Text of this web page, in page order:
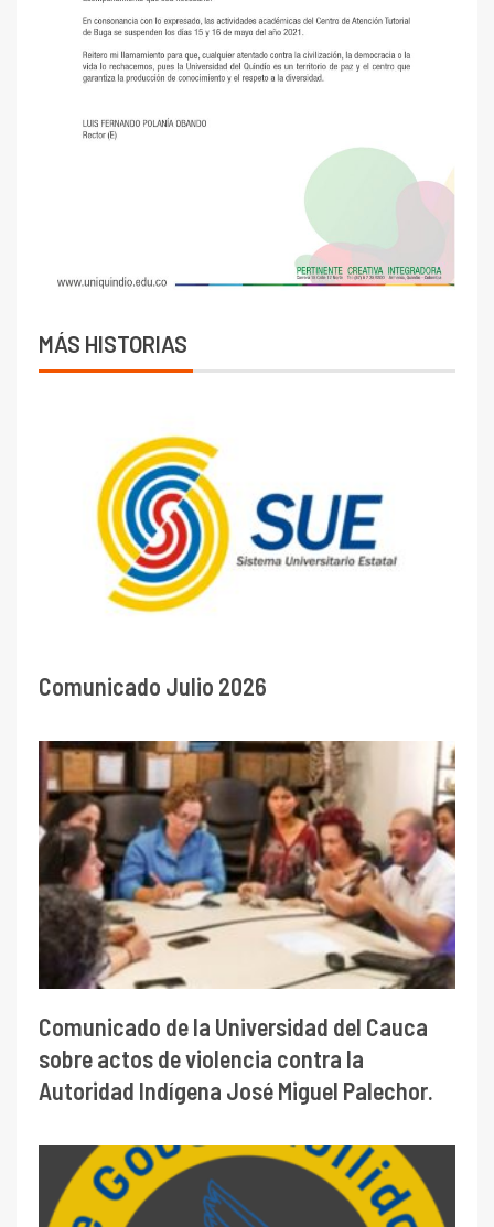
MÁS HISTORIAS
Comunicado Julio 2026
Comunicado de la Universidad del Cauca
sobre actos de violencia contra la
Autoridad Indígena José Miguel Palechor.